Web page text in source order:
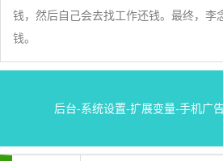
钱，然后自己会去找工作还钱。最终，李
钱。
后台-系统设置-扩展变量-手机广